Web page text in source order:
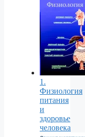
1.
Физиология
питания
и
здоровье
человека